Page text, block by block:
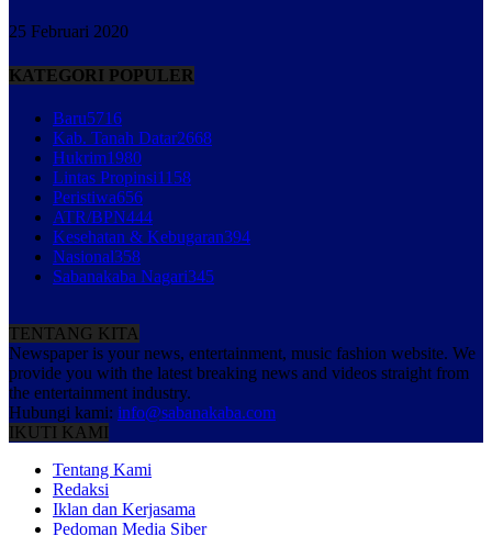
25 Februari 2020
KATEGORI POPULER
Baru5716
Kab. Tanah Datar2668
Hukrim1980
Lintas Propinsi1158
Peristiwa656
ATR/BPN444
Kesehatan & Kebugaran394
Nasional358
Sabanakaba Nagari345
TENTANG KITA
Newspaper is your news, entertainment, music fashion website. We
provide you with the latest breaking news and videos straight from
the entertainment industry.
Hubungi kami: info@sabanakaba.com
IKUTI KAMI
Tentang Kami
Redaksi
Iklan dan Kerjasama
Pedoman Media Siber